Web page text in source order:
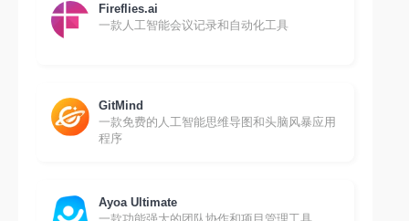
Fireflies.ai
一款人工智能会议记录和自动化工具
GitMind
一款免费的人工智能思维导图和头脑风暴应用
程序
Ayoa Ultimate